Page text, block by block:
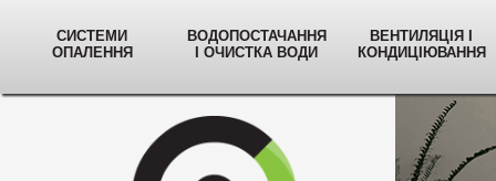
СИСТЕМИ
ОПАЛЕННЯ
ВОДОПОСТАЧАННЯ
І ОЧИСТКА ВОДИ
ВЕНТИЛЯЦІЯ І
КОНДИЦІЮВАННЯ